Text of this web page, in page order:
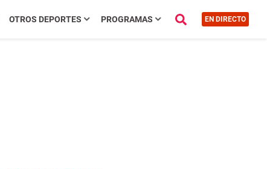
OTROS DEPORTES PROGRAMAS EN DIRECTO